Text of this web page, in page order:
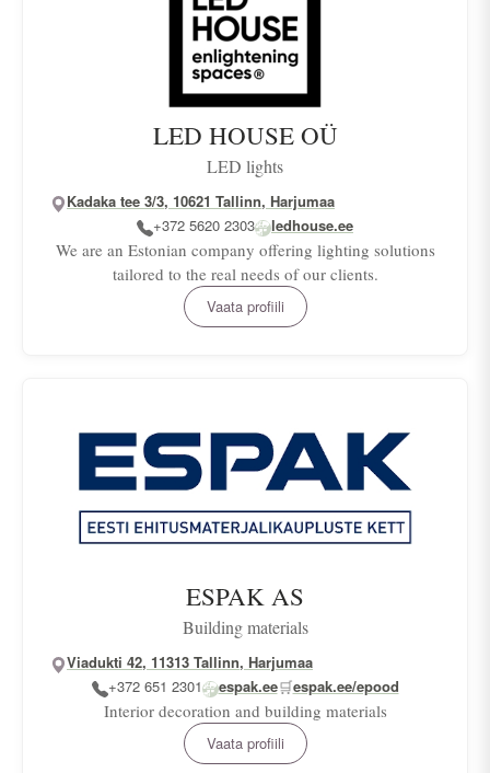
LED HOUSE OÜ
LED lights
Kadaka tee 3/3, 10621 Tallinn, Harjumaa
+372 5620 2303
ledhouse.ee
Vaata profiili
We are an Estonian company offering lighting solutions
tailored to the real needs of our clients.
ESPAK AS
Building materials
Viadukti 42, 11313 Tallinn, Harjumaa
+372 651 2301
espak.ee🛒espak.ee/epood
Vaata profiili
Interior decoration and building materials